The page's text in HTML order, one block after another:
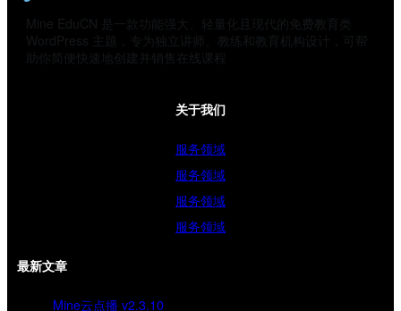
Mine EduCN 是一款功能强大、轻量化且现代的免费教育类
WordPress 主题，专为独立讲师、教练和教育机构设计，可帮
助你简便快速地创建并销售在线课程
关于我们
服务领域
服务领域
服务领域
服务领域
最新文章
Mine云点播 v2.3.10